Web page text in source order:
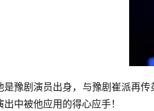
是豫剧演员出身，与豫剧崔派再
出中被他应用的得心应手！